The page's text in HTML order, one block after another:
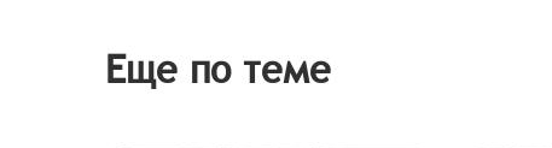
Еще по теме